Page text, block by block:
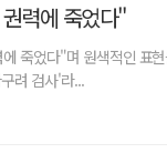
력에 죽었다"
죽었다"며 원색적인 표
려 검사'라...